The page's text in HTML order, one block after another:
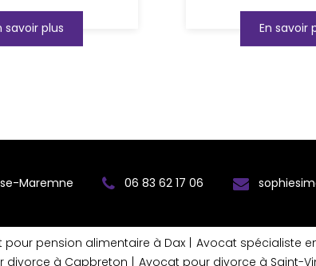
savoir plus En savoir
Maremne 06 83 62 17 06
pour pension alimentaire à Dax
Avocat spécialiste
divorce à Capbreton Avocat pour divorce à Saint-